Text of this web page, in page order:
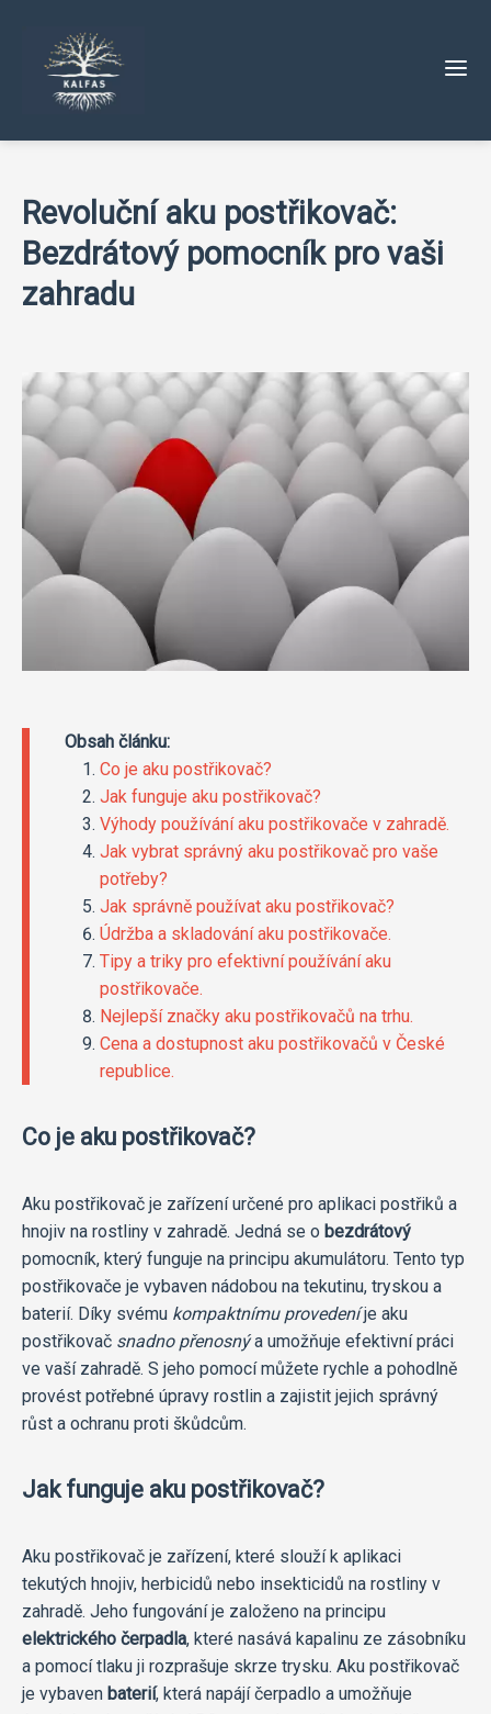
Revoluční aku postřikovač:
Bezdrátový pomocník pro vaši
zahradu
Obsah článku:
Co je aku postřikovač?
Jak funguje aku postřikovač?
Výhody používání aku postřikovače v zahradě.
Jak vybrat správný aku postřikovač pro vaše
potřeby?
Jak správně používat aku postřikovač?
Údržba a skladování aku postřikovače.
Tipy a triky pro efektivní používání aku
postřikovače.
Nejlepší značky aku postřikovačů na trhu.
Cena a dostupnost aku postřikovačů v České
republice.
Co je aku postřikovač?
Aku postřikovač je zařízení určené pro aplikaci postřiků a
hnojiv na rostliny v zahradě. Jedná se o bezdrátový
pomocník, který funguje na principu akumulátoru. Tento typ
postřikovače je vybaven nádobou na tekutinu, tryskou a
baterií. Díky svému kompaktnímu provedeníje aku
postřikovač snadno přenosnýa umožňuje efektivní práci
ve vaší zahradě. S jeho pomocí můžete rychle a pohodlně
provést potřebné úpravy rostlin a zajistit jejich správný
růst a ochranu proti škůdcům.
Jak funguje aku postřikovač?
Aku postřikovač je zařízení, které slouží k aplikaci
tekutých hnojiv, herbicidů nebo insekticidů na rostliny v
zahradě. Jeho fungování je založeno na principu
elektrického čerpadla, které nasává kapalinu ze zásobníku
a pomocí tlaku ji rozprašuje skrze trysku. Aku postřikovač
je vybaven baterií, která napájí čerpadlo a umožňuje